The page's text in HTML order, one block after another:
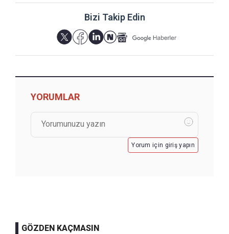
Bizi Takip Edin
YORUMLAR
Yorum için giriş yapın
GÖZDEN KAÇMASIN